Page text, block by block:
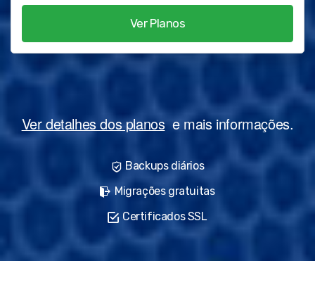
Ver Planos
Ver detalhes dos planos e mais informações.
Backups diários
Migrações gratuitas
Certificados SSL